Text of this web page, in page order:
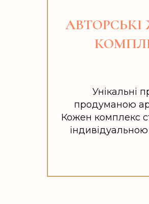
Унікальні
продуманою
Кожен комплекс